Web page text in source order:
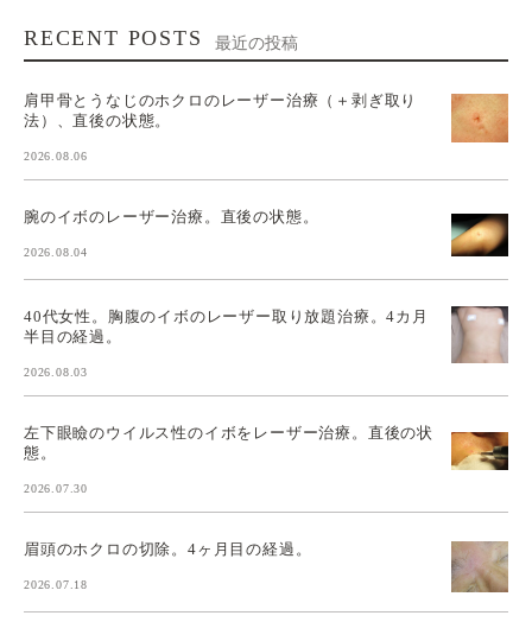
RECENT POSTS 最近の投稿
肩甲骨とうなじのホクロのレーザー治療（＋剥ぎ取り
法）、直後の状態。
2026.08.06
腕のイボのレーザー治療。直後の状態。
2026.08.04
40代女性。胸腹のイボのレーザー取り放題治療。4カ月
半目の経過。
2026.08.03
左下眼瞼のウイルス性のイボをレーザー治療。直後の状
態。
2026.07.30
眉頭のホクロの切除。4ヶ月目の経過。
2026.07.18